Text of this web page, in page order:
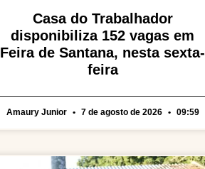
Casa do Trabalhador
disponibiliza 152 vagas em
Feira de Santana, nesta sexta-
feira
Amaury Junior 7 de agosto de 2026 09:59